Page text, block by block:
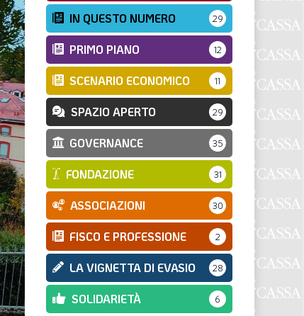
IN QUESTO NUMERO 29
PRIMO PIANO 12
SCENARIO ECONOMICO 11
SPAZIO APERTO 29
GOVERNANCE 35
FONDAZIONE 31
ASSOCIAZIONI 30
FISCO E PROFESSIONE 2
LA VIGNETTA DI EVASIO 28
SOLIDARIETÀ 6